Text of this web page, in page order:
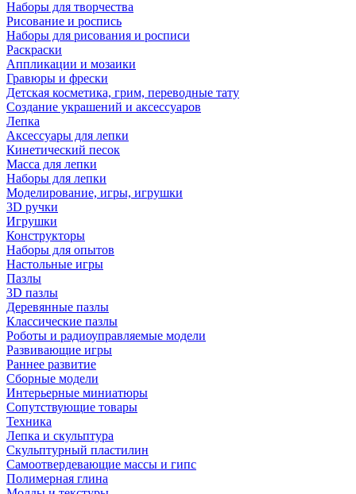
Наборы для творчества
Рисование и роспись
Наборы для рисования и росписи
Раскраски
Аппликации и мозаики
Гравюры и фрески
Детская косметика, грим, переводные тату
Создание украшений и аксессуаров
Лепка
Аксессуары для лепки
Кинетический песок
Масса для лепки
Наборы для лепки
Моделирование, игры, игрушки
3D ручки
Игрушки
Конструкторы
Наборы для опытов
Настольные игры
Пазлы
3D пазлы
Деревянные пазлы
Классические пазлы
Роботы и радиоуправляемые модели
Развивающие игры
Раннее развитие
Сборные модели
Интерьерные миниатюры
Сопутствующие товары
Техника
Лепка и скульптура
Скульптурный пластилин
Самоотвердевающие массы и гипс
Полимерная глина